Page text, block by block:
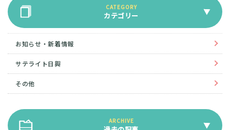
カテゴリー
お知らせ・新着情報
サテライト日興
その他